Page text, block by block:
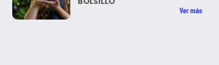
Ver más